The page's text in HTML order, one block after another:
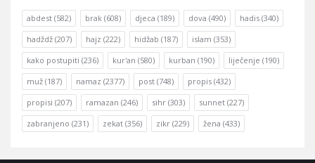
abdest (582) brak (608) djeca (189) dova (490) hadis (340)
hadždž (207) hajz (222) hidžab (187) islam (353)
kako postupiti (236) kur'an (580) kurban (190) liječenje (190)
muž (187) namaz (2377) post (748) propis (432)
propisi (207) ramazan (246) sihr (303) sunnet (227)
zabranjeno (231) zekat (356) zikr (229) žena (433)